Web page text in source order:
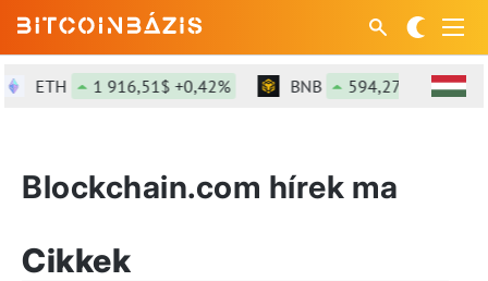
ETH 1 916,51$ +0,42% BNB 594,27$ +1,14%
Blockchain.com hírek ma
Cikkek